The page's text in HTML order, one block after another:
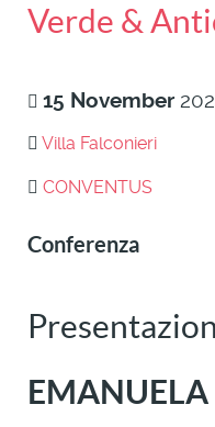
Verde &
15 November
Villa Falconieri
CONVENTUS
Conferenza
EMANUELA